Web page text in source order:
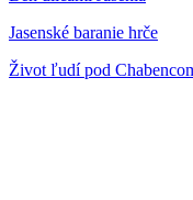
Jasenské baranie hrče
Život ľudí pod